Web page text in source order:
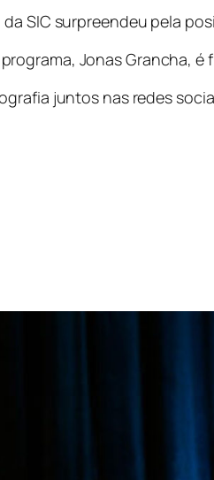
da SIC surpreendeu pela
Jonas Grancha, é
juntos nas redes